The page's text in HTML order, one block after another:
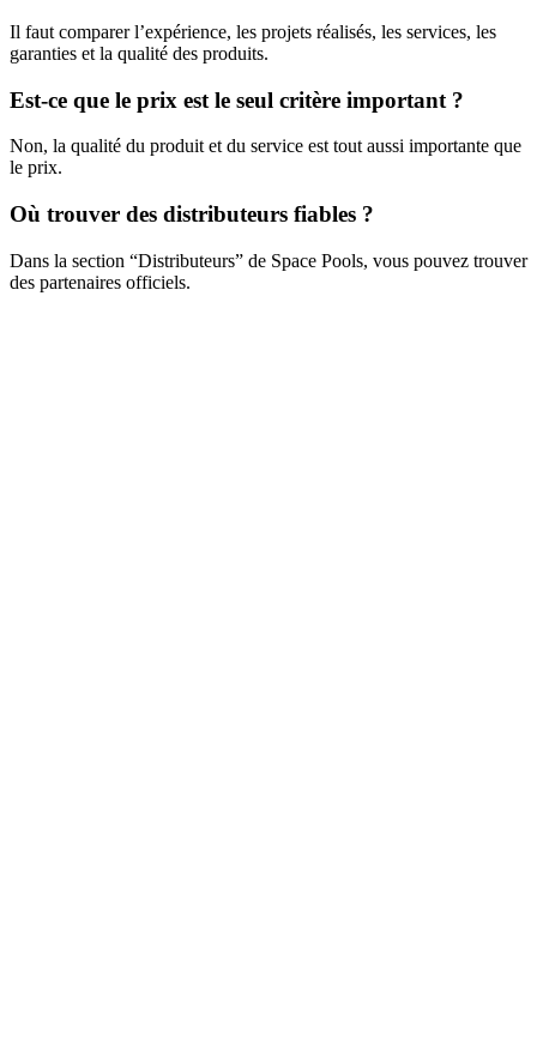
Il faut comparer l’expérience, les projets réalisés, les services, les
garanties et la qualité des produits.
Est-ce que le prix est le seul critère important ?
Non, la qualité du produit et du service est tout aussi importante que
le prix.
Où trouver des distributeurs fiables ?
Dans la section “Distributeurs” de Space Pools, vous pouvez trouver
des partenaires officiels.